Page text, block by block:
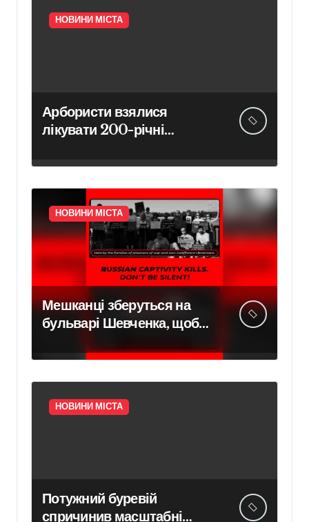
НОВИНИ МІСТА
Арбористи взялися
лікувати 200-річні
лаври в межах програми
відновлення садів
НОВИНИ МІСТА
Мешканці зберуться на
бульварі Шевченка, щоб
привернути увагу до
трагедії українців у полоні
НОВИНИ МІСТА
Потужний буревій
спричинив масштабні